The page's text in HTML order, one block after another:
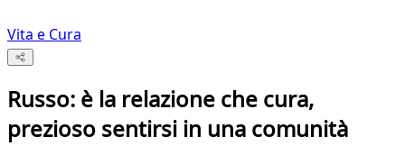
Vita e Cura
Russo: è la relazione che cura,
prezioso sentirsi in una comunità